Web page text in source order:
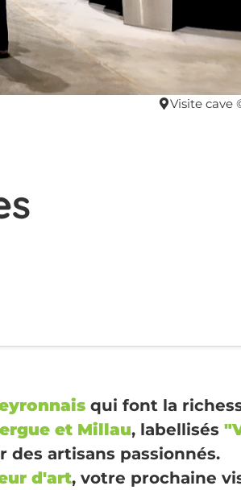
Visite cave
qui font la
et Millau, labellisés
artisans passionnés.
d'art, votre prochaine